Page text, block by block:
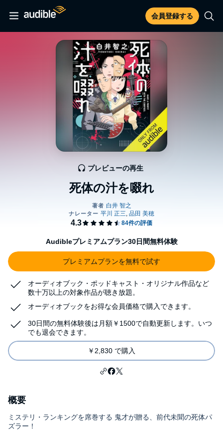
会員登録する
死体の汁を啜れ
プレビューの再生
Audibleプレミアムプラン30日間無料体験
プレミアムプランを無料で試す
オーディオブック・ポッドキャスト・オリジナル作品など
数十万以上の対象作品が聴き放題。
オーディオブックをお得な会員価格で購入できます。
30日間の無料体験後は月額￥1500で自動更新します。いつ
でも退会できます。
￥2,830 で購入
概要
ミステリ・ランキングを席巻する 鬼才が贈る、前代未聞の死体パ
ズラー！